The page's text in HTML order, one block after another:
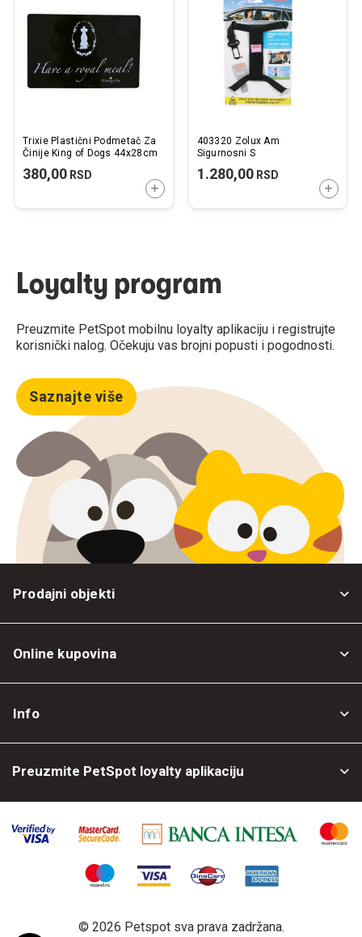
Trixie Plastični Podmetač Za
Činije King of Dogs 44x28cm
380,00 RSD
DODAJTE U KORPU
403320 Zolux Am
Sigurnosni S
1.280,00RSD
Loyalty program
Preuzmite PetSpot mobilnu loyalty aplikaciju i registrujte
korisnički nalog. Očekuju vas brojni popusti i pogodnosti.
Saznajte više
Prodajni objekti
Online kupovina
Info
Preuzmite PetSpot loyalty aplikaciju
© 2026 Petspot sva prava zadržana.